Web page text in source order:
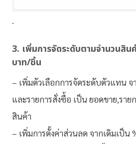
.
3. เพิ่มการจัดระดับตามจำนวนสิน
บาท/ชิ้น
– เพิ่มตัวเลือกการจัดระดับตัวแทน จ
และรายการสั่งซื้อ เป็น ยอดขาย,ราย
สินค้า
– เพิ่มการตั้งค่าส่วนลด จากเดิมเป็น